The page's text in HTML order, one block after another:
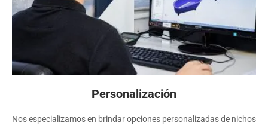
Personalización
Nos especializamos en brindar opciones personalizadas de nichos